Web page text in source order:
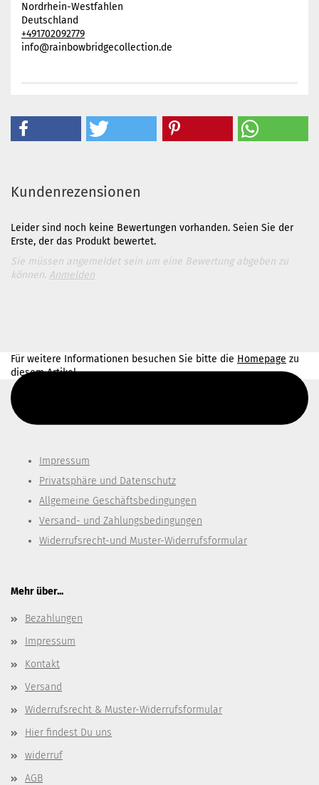
Nordrhein-Westfahlen
Deutschland
+491702092779
info@rainbowbridgecollection.de
Kundenrezensionen
Leider sind noch keine Bewertungen vorhanden. Seien Sie der
Erste, der das Produkt bewertet.
Sie müssen angemeldet sein um eine Bewertung abgeben zu
können. Anmelden
Für weitere Informationen besuchen Sie bitte die Homepage zu
diesem Artikel.
Impressum
Privatsphäre und Datenschutz
Allgemeine Geschäftsbedingungen
Versand- und Zahlungsbedingungen
Widerrufsrecht-und Muster-Widerrufsformular
Mehr über...
Bezahlungen
Impressum
Kontakt
Versand
Widerrufsrecht & Muster-Widerrufsformular
Hier findest Du uns
widerruf
AGB